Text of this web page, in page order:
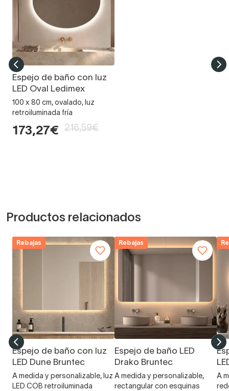
Espejo de baño con luz
LED Oval Ledimex
100 x 80 cm, ovalado, luz
retroiluminada fría
173,27€ 216,59€
Productos relacionados
Rebajas
Espejo de baño con luz
LED Dune Bruntec
A medida y personalizable, luz
LED COB retroiluminada
Rebajas
Espejo de baño LED
Drako Bruntec
A medida y personalizable,
rectangular con esquinas
A